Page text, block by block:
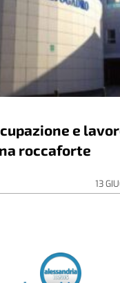
e
roccaforte
13